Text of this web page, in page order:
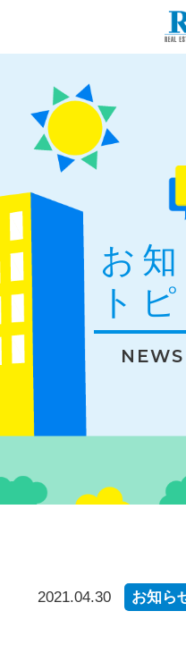
お
ト
2021.04.30 お知ら